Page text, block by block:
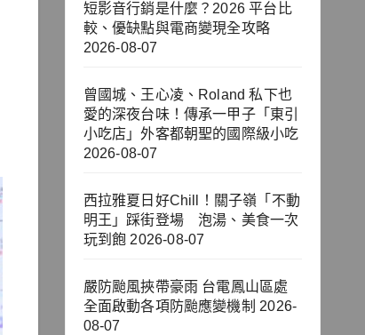
短影音行銷是什麼？2026 平台比
較、優缺點與電商變現全攻略
2026-08-07
曾國城、王心凌、Roland 私下也
愛的深夜台味！傳承一甲子「東引
小吃店」外客都朝聖的國際級小吃
2026-08-07
西拉雅夏日好Chill！關子嶺「不動
明王」踩街登場 泡湯、美食一次
玩到飽 2026-08-07
嚴防颱風挾帶豪雨 台電鳳山區處
全面啟動各項防颱應變機制 2026-
08-07